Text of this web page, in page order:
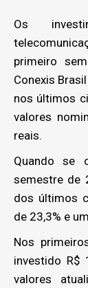
Os
primeiro
Conexis
nos últimos
valores
reais.
Quando se
semestre de
dos últimos
de 23,3% e
Nos
investido R$
valores